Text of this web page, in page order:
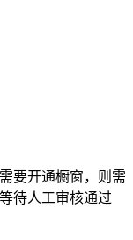
要开通橱窗，则需
待人工审核通过